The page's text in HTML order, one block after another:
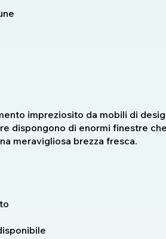
impreziosito da mobili di
dispongono di enormi finestre
meravigliosa brezza fresca.